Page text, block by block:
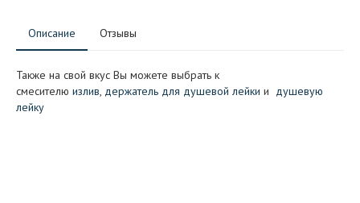
Описание Отзывы
Также на свой вкус Вы можете выбрать к
смесителю излив, держатель для душевой лейки и душевую
лейку